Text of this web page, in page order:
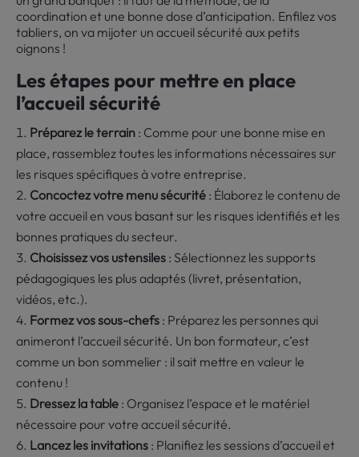
coordination et une bonne dose d’anticipation. Enfilez vos
tabliers, on va mijoter un accueil sécurité aux petits
oignons !
Les étapes pour mettre en place
l’accueil sécurité
Préparez le terrain : Comme pour une bonne mise en
place, rassemblez toutes les informations nécessaires sur
les risques spécifiques à votre entreprise.
Concoctez votre menu sécurité : Élaborez le contenu de
votre accueil en vous basant sur les risques identifiés et les
bonnes pratiques du secteur.
Choisissez vos ustensiles : Sélectionnez les supports
pédagogiques les plus adaptés (livret, présentation,
vidéos, etc.).
Formez vos sous-chefs : Préparez les personnes qui
animeront l’accueil sécurité. Un bon formateur, c’est
comme un bon sommelier : il sait mettre en valeur le
contenu !
Dressez la table : Organisez l’espace et le matériel
nécessaire pour votre accueil sécurité.
Lancez les invitations : Planifiez les sessions d’accueil et